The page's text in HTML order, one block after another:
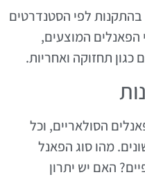
לפי הסטנדרטים
הפאנלים המוצעים,
כגון תחזוקה ואחריות.
הסולאריים, וכל
מהו סוג הפאנל
האם יש יתרון